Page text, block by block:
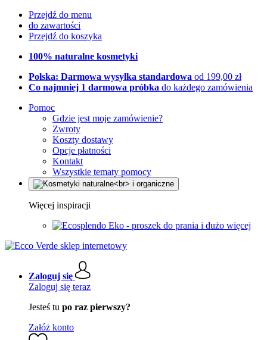
Przejdź do menu
do zawartości
Przejdź do koszyka
100% naturalne kosmetyki
Polska: Darmowa wysyłka standardowa od 199,00 zł
Co najmniej 1 darmowa próbka do każdego zamówienia
Pomoc
Gdzie jest moje zamówienie?
Zwroty
Koszty dostawy
Opcje płatności
Kontakt
Wszystkie tematy pomocy
Więcej inspiracji
Eko - proszek do prania i dużo więcej
Zaloguj się
Zaloguj się teraz
Jesteś tu po raz pierwszy?
Załóż konto